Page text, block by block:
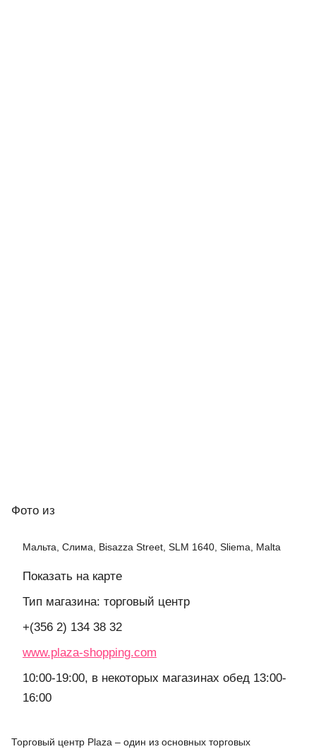
Фото из
Мальта, Слима, Bisazza Street, SLM 1640, Sliema, Malta
Показать на карте
Тип магазина: торговый центр
+(356 2) 134 38 32
www.plaza-shopping.com
10:00-19:00, в некоторых магазинах обед 13:00-
16:00
Торговый центр Plaza – один из основных торговых